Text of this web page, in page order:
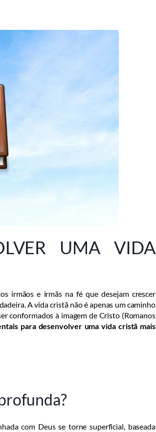
UMA VIDA
irmãos e irmãs na fé que desejam crescer
A vida cristã não é apenas um caminho
conformados à imagem de Cristo (Romanos
para desenvolver uma vida cristã mais
com Deus se torne superficial, baseada